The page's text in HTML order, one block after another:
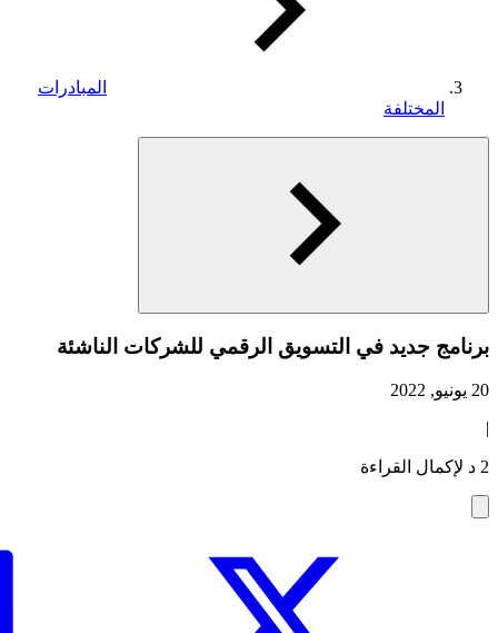
المبادرات
المختلفة
برنامج جديد في التسويق الرقمي للشركات الناشئة
20 يونيو, 2022
|
2 د لإكمال القراءة